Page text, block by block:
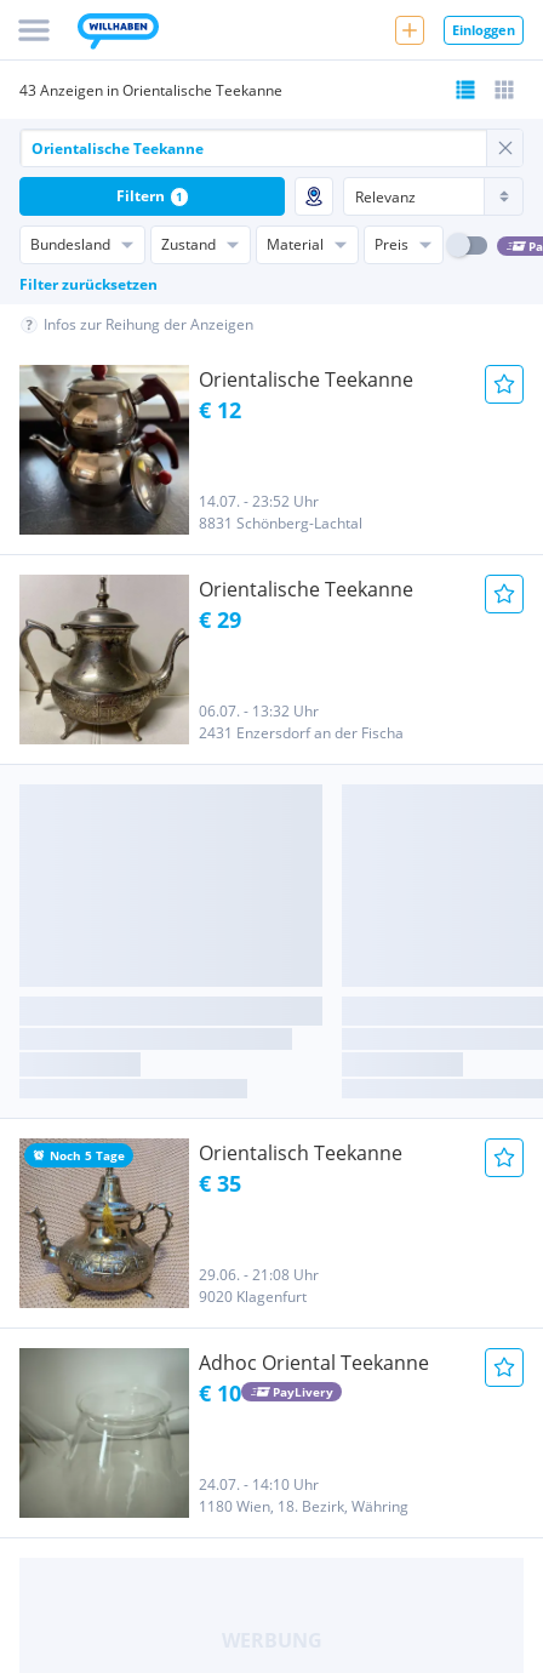
Einloggen
43 Anzeigen in Orientalische Teekanne
Bundesland Zustand Material Preis
Filter zurücksetzen
Filtern 1
Infos zur Reihung der Anzeigen
Orientalische Teekanne
€ 12
14.07. - 23:52 Uhr
8831 Schönberg-Lachtal
Orientalische Teekanne
€ 29
06.07. - 13:32 Uhr
2431 Enzersdorf an der Fischa
Noch 5 Tage Orientalisch Teekanne
€ 35
29.06. - 21:08 Uhr
9020 Klagenfurt
Adhoc Oriental Teekanne
€ 10 PayLivery
24.07. - 14:10 Uhr
1180 Wien, 18. Bezirk, Währing